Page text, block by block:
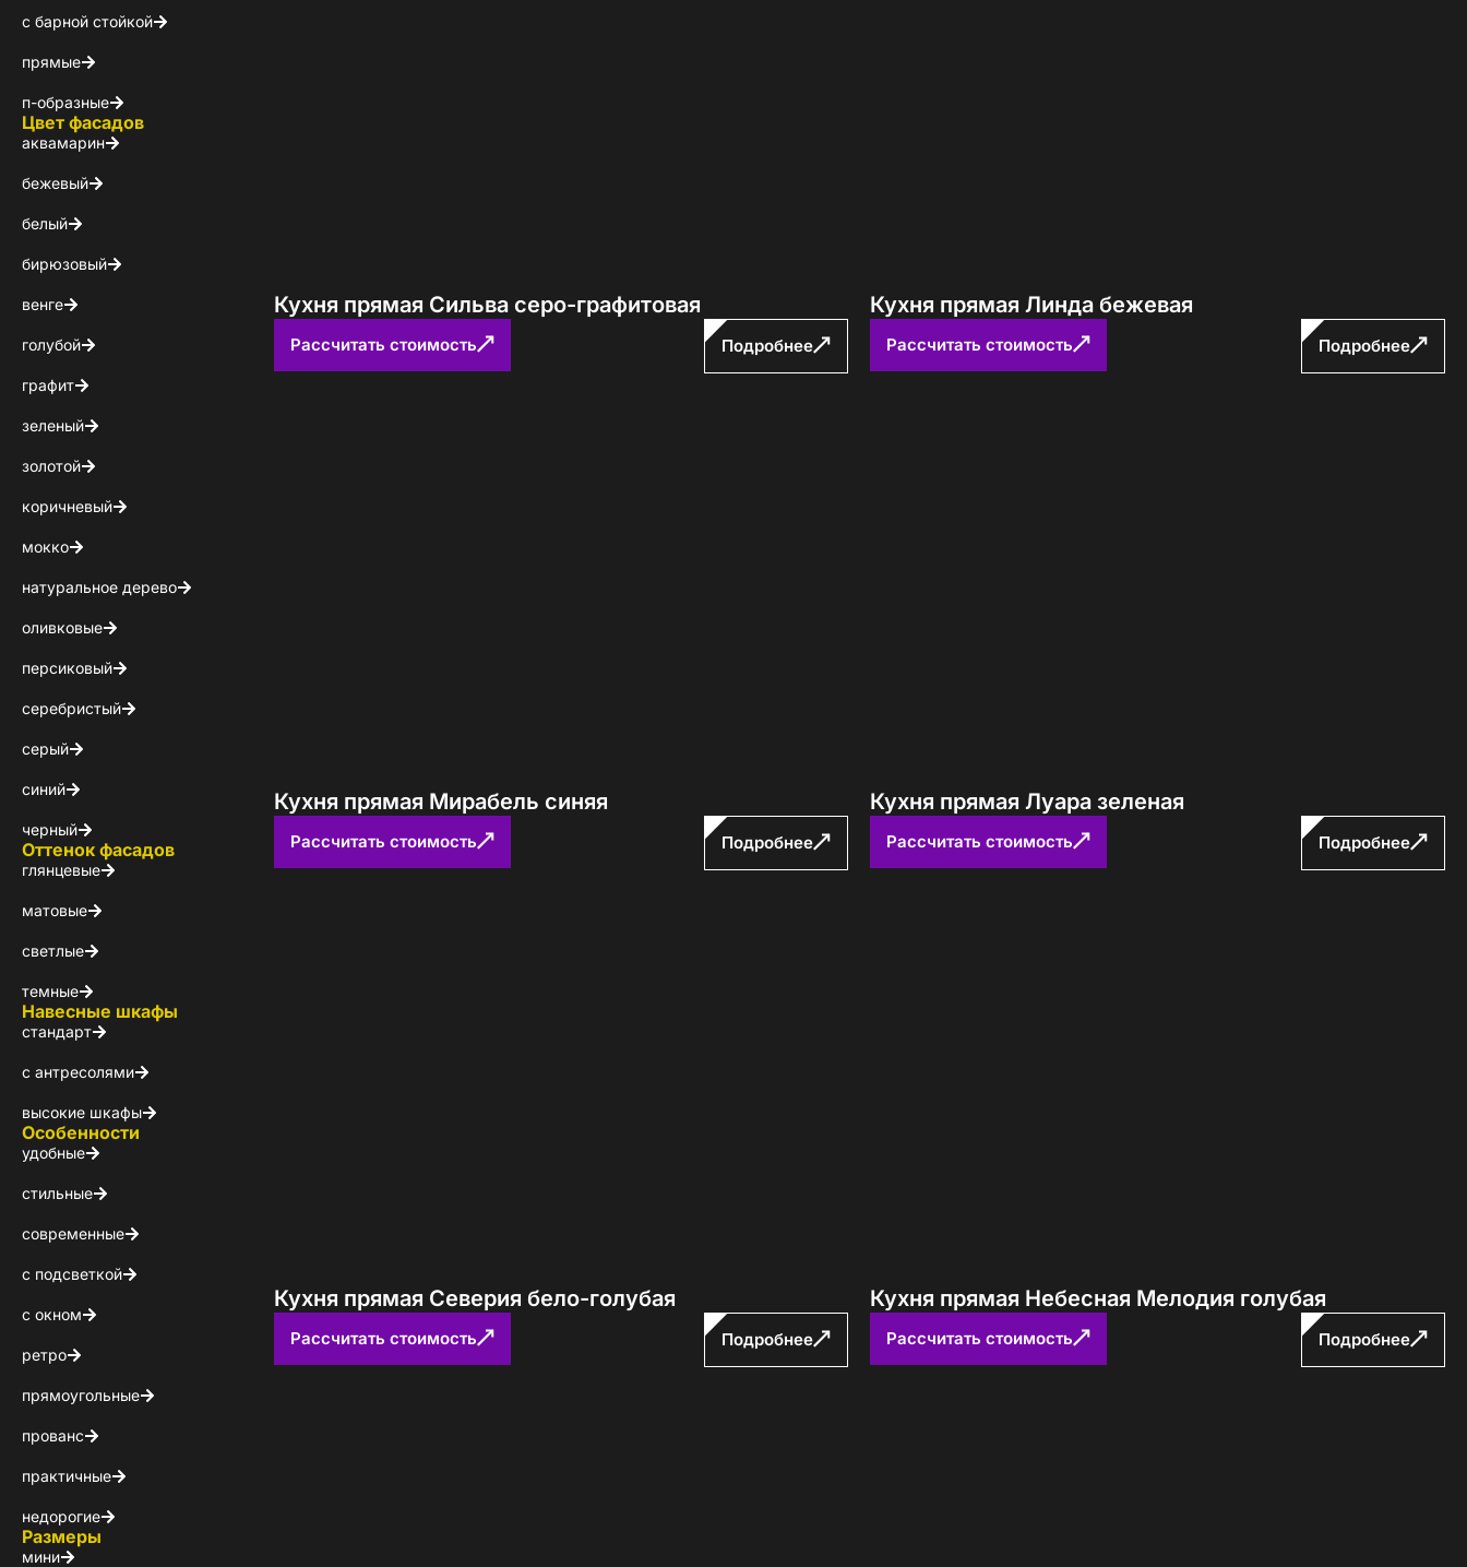
с барной стойкой
прямые
п-образные
Цвет фасадов
аквамарин
бежевый
белый
бирюзовый
венге
голубой
графит
зеленый
золотой
коричневый
мокко
натуральное дерево
оливковые
персиковый
серебристый
серый
синий
черный
Оттенок фасадов
глянцевые
матовые
светлые
темные
Навесные шкафы
стандарт
с антресолями
высокие шкафы
Особенности
удобные
стильные
современные
с подсветкой
с окном
ретро
прямоугольные
прованс
практичные
недорогие
Размеры
мини
Кухня прямая Сильва серо-графитовая
Рассчитать стоимость Подробнее
Кухня прямая Линда бежевая
Рассчитать стоимость Подробнее
Кухня прямая Мирабель синяя
Рассчитать стоимость Подробнее
Кухня прямая Луара зеленая
Рассчитать стоимость Подробнее
Кухня прямая Северия бело-голубая
Рассчитать стоимость Подробнее
Кухня прямая Небесная Мелодия голубая
Рассчитать стоимость Подробнее
КОНТАКТЫ
БЛОГ